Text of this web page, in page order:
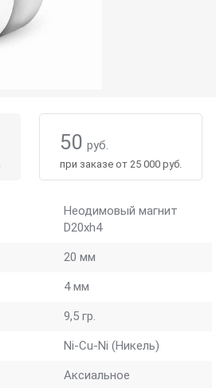
50 руб.
при заказе от 25 000 руб.
Неодимовый магнит
D20хh4
20 мм
4 мм
9,5 гр.
Ni-Cu-Ni (Никель)
Аксиальное